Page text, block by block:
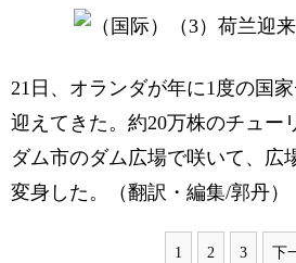
21日、オランダが年に1度の国
迎えてきた。約20万株のチュー
ダム市のダム広場で咲いて、広
変身した。（翻訳・編集/郭丹）
1 2 3 下